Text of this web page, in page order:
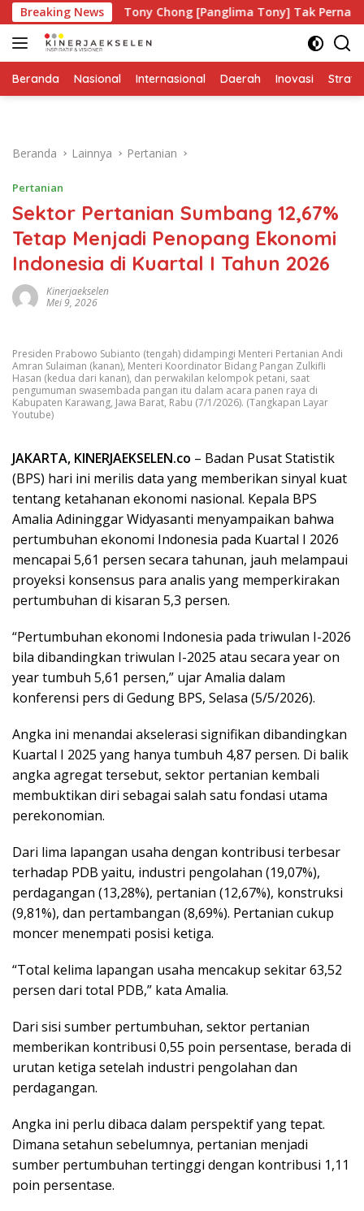
Langsung
ke
konten
Breaking NewsTony Chong [Panglima Tony] Tak Pernah Lelah
Beranda Nasional Internasional Daerah Inovasi
Beranda Lainnya Pertanian
Pertanian
Sektor Pertanian Sumbang 12,67%
Tetap Menjadi Penopang Ekonomi
Indonesia di Kuartal I Tahun 2026
Kinerjaekselen
Mei 9, 2026
Presiden Prabowo Subianto (tengah) didampingi Menteri Pertanian Andi
Amran Sulaiman (kanan), Menteri Koordinator Bidang Pangan Zulkifli
Hasan (kedua dari kanan), dan perwakilan kelompok petani, saat
pengumuman swasembada pangan itu dalam acara panen raya di
Kabupaten Karawang, Jawa Barat, Rabu (7/1/2026). (Tangkapan Layar
Youtube)
JAKARTA, KINERJAEKSELEN.co – Badan Pusat Statistik
(BPS) hari ini merilis data yang memberikan sinyal kuat
tentang ketahanan ekonomi nasional. Kepala BPS
Amalia Adininggar Widyasanti menyampaikan bahwa
pertumbuhan ekonomi Indonesia pada Kuartal I 2026
mencapai 5,61 persen secara tahunan, jauh melampaui
proyeksi konsensus para analis yang memperkirakan
pertumbuhan di kisaran 5,3 persen.
“Pertumbuhan ekonomi Indonesia pada triwulan I-2026
bila dibandingkan triwulan I-2025 atau secara year on
year tumbuh 5,61 persen,” ujar Amalia dalam
konferensi pers di Gedung BPS, Selasa (5/5/2026).
Angka ini menandai akselerasi signifikan dibandingkan
Kuartal I 2025 yang hanya tumbuh 4,87 persen. Di balik
angka agregat tersebut, sektor pertanian kembali
membuktikan diri sebagai salah satu fondasi utama
perekonomian.
Dari lima lapangan usaha dengan kontribusi terbesar
terhadap PDB yaitu, industri pengolahan (19,07%),
perdagangan (13,28%), pertanian (12,67%), konstruksi
(9,81%), dan pertambangan (8,69%). Pertanian cukup
moncer menempati posisi ketiga.
“Total kelima lapangan usaha mencakup sekitar 63,52
persen dari total PDB,” kata Amalia.
Dari sisi sumber pertumbuhan, sektor pertanian
memberikan kontribusi 0,55 poin persentase, berada di
urutan ketiga setelah industri pengolahan dan
perdagangan.
Angka ini perlu dibaca dalam perspektif yang tepat.
Dimana setahun sebelumnya, pertanian menjadi
sumber pertumbuhan tertinggi dengan kontribusi 1,11
poin persentase.